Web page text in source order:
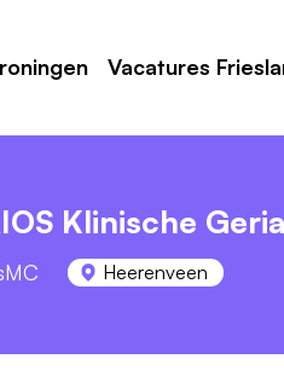
Vacatures
Klinische
Heerenveen